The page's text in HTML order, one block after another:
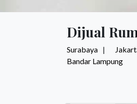
Dijual
Surabaya
Bandar Lampung